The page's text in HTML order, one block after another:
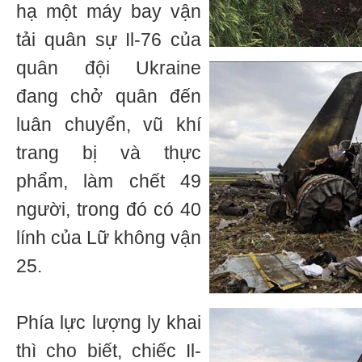
hạ một máy bay vận
tải quân sự Il-76 của
quân đội Ukraine
đang chở quân đến
luân chuyển, vũ khí
trang bị và thực
phẩm, làm chết 49
người, trong đó có 40
lính của Lữ không vận
25.
Phía lực lượng ly khai
thì cho biết, chiếc Il-